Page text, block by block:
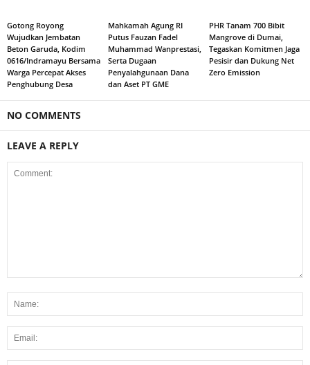
Gotong Royong
Wujudkan Jembatan
Beton Garuda, Kodim
0616/Indramayu Bersama
Warga Percepat Akses
Penghubung Desa
Mahkamah Agung RI
Putus Fauzan Fadel
Muhammad Wanprestasi,
Serta Dugaan
Penyalahgunaan Dana
dan Aset PT GME
PHR Tanam 700 Bibit
Mangrove di Dumai,
Tegaskan Komitmen Jaga
Pesisir dan Dukung Net
Zero Emission
NO COMMENTS
LEAVE A REPLY